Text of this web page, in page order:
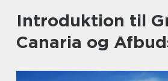
Introduktion til
Canaria og